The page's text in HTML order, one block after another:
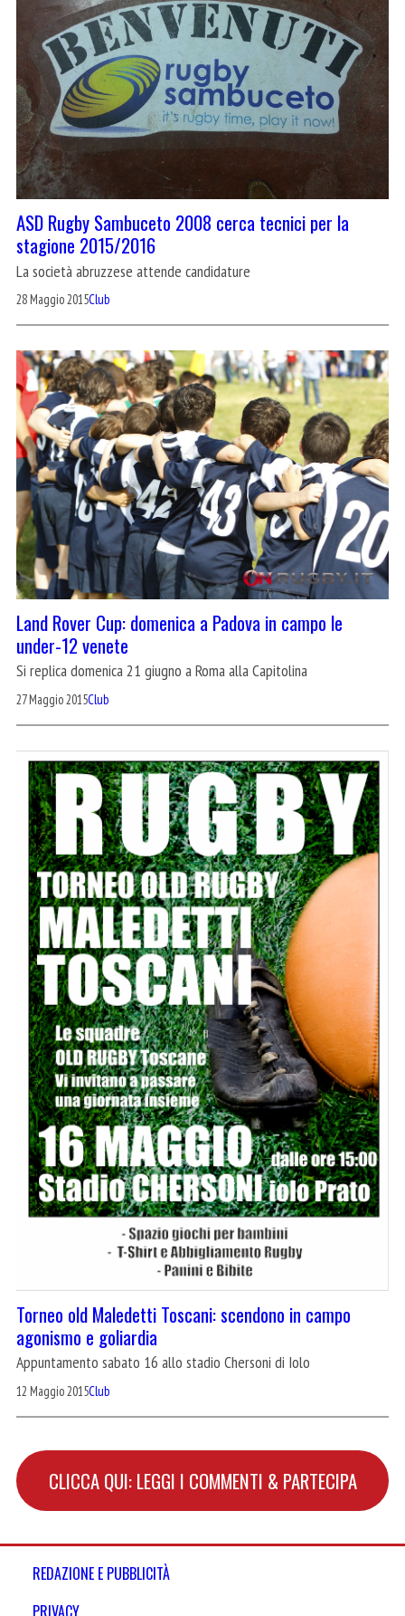
ASD Rugby Sambuceto 2008 cerca tecnici per la
stagione 2015/2016
La società abruzzese attende candidature
28 Maggio 2015Club
Land Rover Cup: domenica a Padova in campo le
under-12 venete
Si replica domenica 21 giugno a Roma alla Capitolina
27 Maggio 2015Club
Torneo old Maledetti Toscani: scendono in campo
agonismo e goliardia
Appuntamento sabato 16 allo stadio Chersoni di Iolo
12 Maggio 2015Club
CLICCA QUI: LEGGI I COMMENTI & PARTECIPA
REDAZIONE E PUBBLICITÀ
PRIVACY